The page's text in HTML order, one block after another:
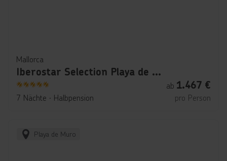
Mallorca
Iberostar Selection Playa de Muro Village
5
7 Nächte ∙ Halbpension
ab 1.467 €
pro Person
Playa de Muro